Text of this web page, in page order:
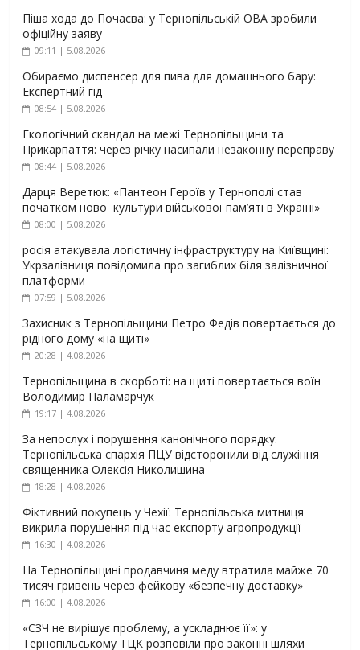
Піша хода до Почаєва: у Тернопільській ОВА зробили
офіційну заяву
09:11 | 5.08.2026
Обираємо диспенсер для пива для домашнього бару:
Експертний гід
08:54 | 5.08.2026
Екологічний скандал на межі Тернопільщини та
Прикарпаття: через річку насипали незаконну переправу
08:44 | 5.08.2026
Дарця Веретюк: «Пантеон Героїв у Тернополі став
початком нової культури військової пам’яті в Україні»
08:00 | 5.08.2026
росія атакувала логістичну інфраструктуру на Київщині:
Укрзалізниця повідомила про загиблих біля залізничної
платформи
07:59 | 5.08.2026
Захисник з Тернопільщини Петро Федів повертається до
рідного дому «на щиті»
20:28 | 4.08.2026
Тернопільщина в скорботі: на щиті повертається воїн
Володимир Паламарчук
19:17 | 4.08.2026
За непослух і порушення канонічного порядку:
Тернопільська єпархія ПЦУ відсторонили від служіння
священника Олексія Николишина
18:28 | 4.08.2026
Фіктивний покупець у Чехії: Тернопільська митниця
викрила порушення під час експорту агропродукції
16:30 | 4.08.2026
На Тернопільщині продавчиня меду втратила майже 70
тисяч гривень через фейкову «безпечну доставку»
16:00 | 4.08.2026
«СЗЧ не вирішує проблему, а ускладнює її»: у
Тернопільському ТЦК розповіли про законні шляхи